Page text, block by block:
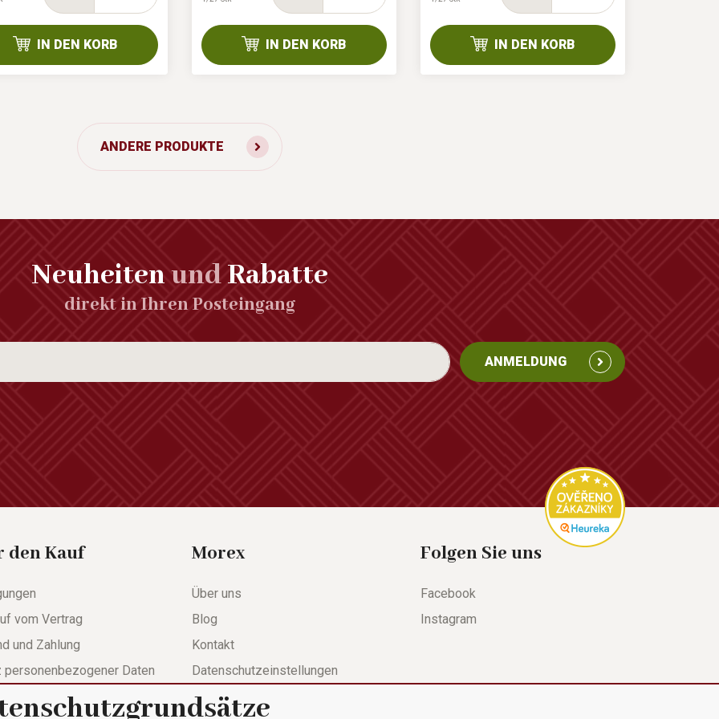
IN DEN KORB IN DEN KORB IN DEN KORB
ANDERE PRODUKTE
NeuheitenundRabatte
direkt in Ihren Posteingang
ANMELDUNG
den Kauf
vom Vertrag
und Zahlung
personenbezogener Daten
Morex
Über uns
Blog
Kontakt
Datenschutzeinstellungen
Folgen Sie uns
Facebook
Instagram